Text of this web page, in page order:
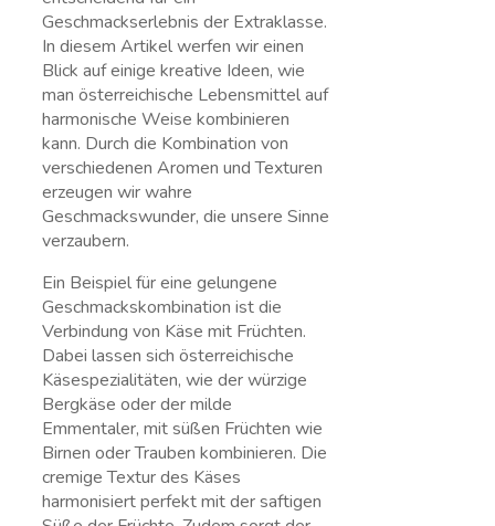
‌Geschmackserlebnis der Extraklasse.​
In diesem Artikel werfen wir einen
Blick auf einige kreative Ideen, wie
man ‍österreichische Lebensmittel auf
harmonische Weise kombinieren
⁤kann. Durch die Kombination von
verschiedenen Aromen und Texturen
erzeugen wir wahre
‌Geschmackswunder, die unsere Sinne
verzaubern.
Ein ​Beispiel‌ für eine ⁤gelungene
Geschmackskombination ist die
Verbindung von ⁢Käse mit Früchten.
Dabei lassen sich österreichische
Käsespezialitäten, wie der würzige
Bergkäse oder der milde ​
Emmentaler, mit süßen Früchten wie
Birnen oder Trauben kombinieren. Die‍
cremige Textur des Käses
harmonisiert perfekt mit der saftigen